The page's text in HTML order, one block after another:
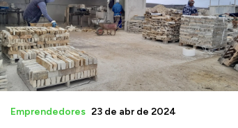
Emprendedores 23 de abr de 2024